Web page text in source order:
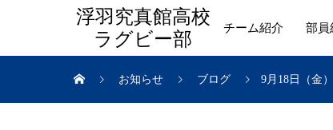
浮羽究真館高校
ラグビー部
チーム紹介 部員
お知らせ ブログ 9月18日（金